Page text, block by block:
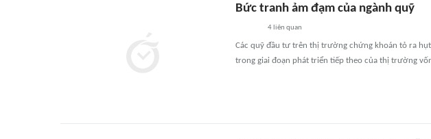
Bức tranh ảm đạm của ngành quỹ
4liên quan
Các quỹ đầu tư trên thị trường chứng khoán tỏ ra
trong giai đoạn phát triển tiếp theo của thị trường